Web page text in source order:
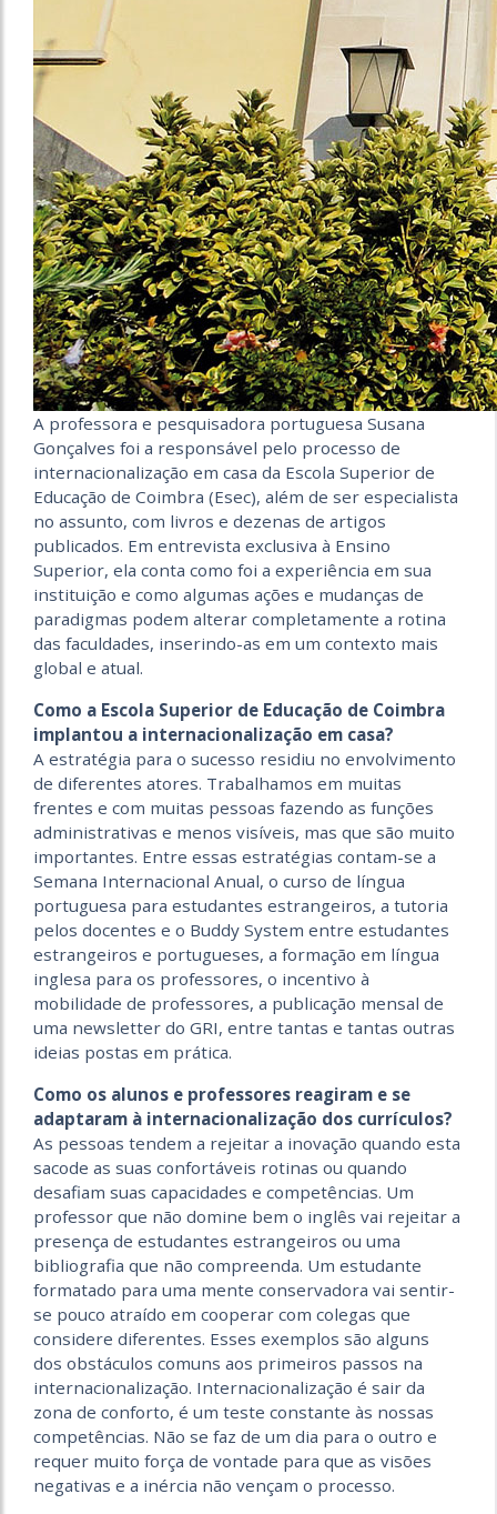
A professora e pesquisadora portuguesa Susana
Gonçalves foi a responsável pelo processo de
internacionalização em casa da Escola Superior de
Educação de Coimbra (Esec), além de ser especialista
no assunto, com livros e dezenas de artigos
publicados. Em entrevista exclusiva à Ensino
Superior, ela conta como foi a experiência em sua
instituição e como algumas ações e mudanças de
paradigmas podem alterar completamente a rotina
das faculdades, inserindo-as em um contexto mais
global e atual.
Como a Escola Superior de Educação de Coimbra
implantou a internacionalização em casa?
A estratégia para o sucesso residiu no envolvimento
de diferentes atores. Trabalhamos em muitas
frentes e com muitas pessoas fazendo as funções
administrativas e menos visíveis, mas que são muito
importantes. Entre essas estratégias contam-se a
Semana Internacional Anual, o curso de língua
portuguesa para estudantes estrangeiros, a tutoria
pelos docentes e o Buddy System entre estudantes
estrangeiros e portugueses, a formação em língua
inglesa para os professores, o incentivo à
mobilidade de professores, a publicação mensal de
uma newsletter do GRI, entre tantas e tantas outras
ideias postas em prática.
Como os alunos e professores reagiram e se
adaptaram à internacionalização dos currículos?
As pessoas tendem a rejeitar a inovação quando esta
sacode as suas confortáveis rotinas ou quando
desafiam suas capacidades e competências. Um
professor que não domine bem o inglês vai rejeitar a
presença de estudantes estrangeiros ou uma
bibliografia que não compreenda. Um estudante
formatado para uma mente conservadora vai sentir-
se pouco atraído em cooperar com colegas que
considere diferentes. Esses exemplos são alguns
dos obstáculos comuns aos primeiros passos na
internacionalização. Internacionalização é sair da
zona de conforto, é um teste constante às nossas
competências. Não se faz de um dia para o outro e
requer muito força de vontade para que as visões
negativas e a inércia não vençam o processo.